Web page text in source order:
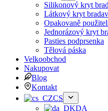
Silikonový kryt
Látkový kryt
Opakovaně
Jednorázový kryt
Pasties podprsenka
Tělová páska
Velkoobchod
Nakupovat
Blog
Kontakt
CS
DA